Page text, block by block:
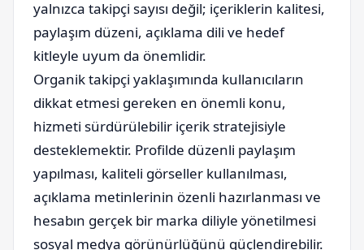
yalnızca takipçi sayısı değil; içeriklerin kalitesi,
paylaşım düzeni, açıklama dili ve hedef
kitleyle uyum da önemlidir.
Organik takipçi yaklaşımında kullanıcıların
dikkat etmesi gereken en önemli konu,
hizmeti sürdürülebilir içerik stratejisiyle
desteklemektir. Profilde düzenli paylaşım
yapılması, kaliteli görseller kullanılması,
açıklama metinlerinin özenli hazırlanması ve
hesabın gerçek bir marka diliyle yönetilmesi
sosyal medya görünürlüğünü güçlendirebilir.